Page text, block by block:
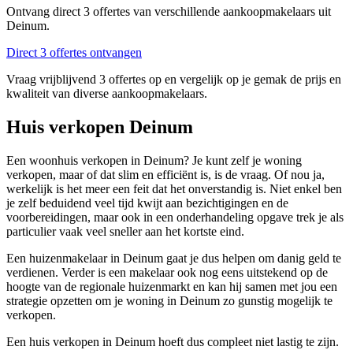
Ontvang direct 3 offertes van verschillende aankoopmakelaars uit
Deinum.
Direct 3 offertes ontvangen
Vraag vrijblijvend 3 offertes op en vergelijk op je gemak de prijs en
kwaliteit van diverse aankoopmakelaars.
Huis verkopen Deinum
Een woonhuis verkopen in Deinum? Je kunt zelf je woning
verkopen, maar of dat slim en efficiënt is, is de vraag. Of nou ja,
werkelijk is het meer een feit dat het onverstandig is. Niet enkel ben
je zelf beduidend veel tijd kwijt aan bezichtigingen en de
voorbereidingen, maar ook in een onderhandeling opgave trek je als
particulier vaak veel sneller aan het kortste eind.
Een huizenmakelaar in Deinum gaat je dus helpen om danig geld te
verdienen. Verder is een makelaar ook nog eens uitstekend op de
hoogte van de regionale huizenmarkt en kan hij samen met jou een
strategie opzetten om je woning in Deinum zo gunstig mogelijk te
verkopen.
Een huis verkopen in Deinum hoeft dus compleet niet lastig te zijn.